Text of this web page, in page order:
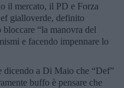
il mercato, il PD e Forza
gialloverde, definito
bloccare “la manovra del
e facendo impennare lo
dicendo a Di Maio che “Def”
buffo è pensare che